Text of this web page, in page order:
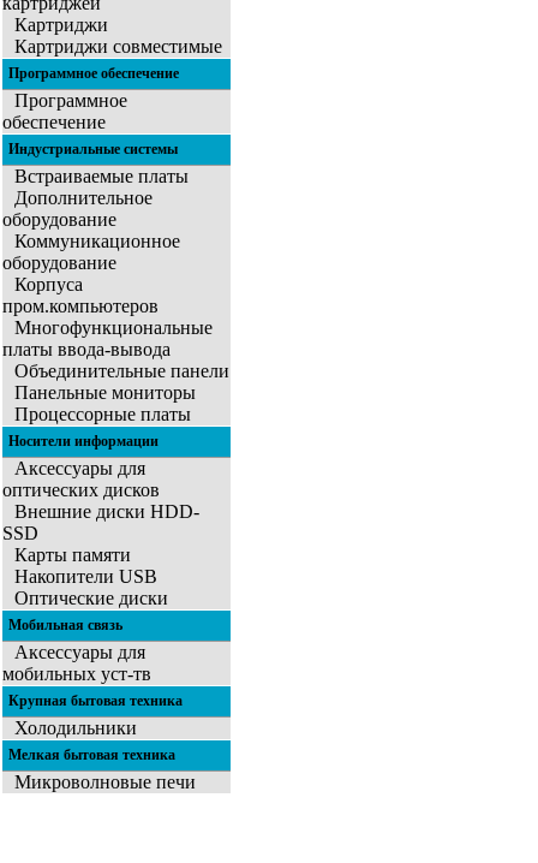
Картриджи
Картриджи совместимые
Программное обеспечение
Программное
обеспечение
Индустриальные системы
Встраиваемые платы
Дополнительное
оборудование
Коммуникационное
оборудование
Корпуса
пром.компьютеров
Многофункциональные
платы ввода-вывода
Объединительные панели
Панельные мониторы
Процессорные платы
Носители информации
Аксессуары для
оптических дисков
Внешние диски HDD-
SSD
Карты памяти
Накопители USB
Оптические диски
Мобильная связь
Аксессуары для
мобильных уст-тв
Крупная бытовая техника
Холодильники
Мелкая бытовая техника
Микроволновые печи